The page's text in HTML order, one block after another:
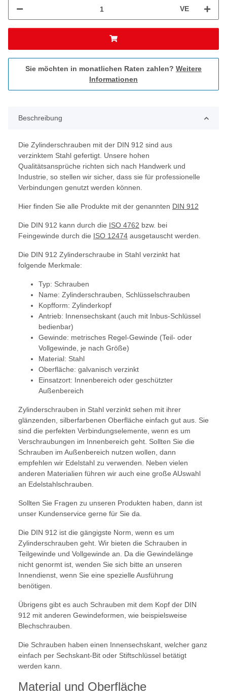
VE
Sie möchten in monatlichen Raten zahlen? Weitere
Informationen
Beschreibung
Die Zylinderschrauben mit der DIN 912 sind aus
verzinktem Stahl gefertigt. Unsere hohen
Qualitätsansprüche richten sich nach Handwerk und
Industrie, so stellen wir sicher, dass sie für professionelle
Verbindungen genutzt werden können.
Hier finden Sie alle Produkte mit der genannten DIN 912
Die DIN 912 kann durch die ISO 4762 bzw. bei
Feingewinde durch die ISO 12474 ausgetauscht werden.
Die DIN 912 Zylinderschraube in Stahl verzinkt hat
folgende Merkmale:
Typ: Schrauben
Name: Zylinderschrauben, Schlüsselschrauben
Kopfform: Zylinderkopf
Antrieb: Innensechskant (auch mit Inbus-Schlüssel
bedienbar)
Gewinde: metrisches Regel-Gewinde (Teil- oder
Vollgewinde, je nach Größe)
Material: Stahl
Oberfläche: galvanisch verzinkt
Einsatzort: Innenbereich oder geschützter
Außenbereich
Zylinderschrauben in Stahl verzinkt sehen mit ihrer
glänzenden, silberfarbenen Oberfläche einfach gut aus. Sie
sind die perfekten Verbindungselemente, wenn es um
Verschraubungen im Innenbereich geht. Sollten Sie die
Schrauben im Außenbereich nutzen wollen, dann
empfehlen wir Edelstahl zu verwenden. Neben vielen
anderen Materialien führen wir auch eine große AUswahl
an Edelstahlschrauben.
Sollten Sie Fragen zu unseren Produkten haben, dann ist
unser Kundenservice gerne für Sie da.
Die DIN 912 ist die gängigste Norm, wenn es um
Zylinderschrauben geht. Wir bieten die Schrauben in
Teilgewinde und Vollgewinde an. Da die Gewindelänge
nicht genormt ist, wenden Sie sich bitte an unseren
Innendienst, wenn Sie eine spezielle Ausführung
benötigen.
Übrigens gibt es auch Schrauben mit dem Kopf der DIN
912 mit anderen Gewindeformen, wie beispielsweise
Blechschrauben.
Die Schrauben haben einen Innensechskant, welcher ganz
einfach per Sechskant-Bit oder Stiftschlüssel betätigt
werden kann.
Material und Oberfläche